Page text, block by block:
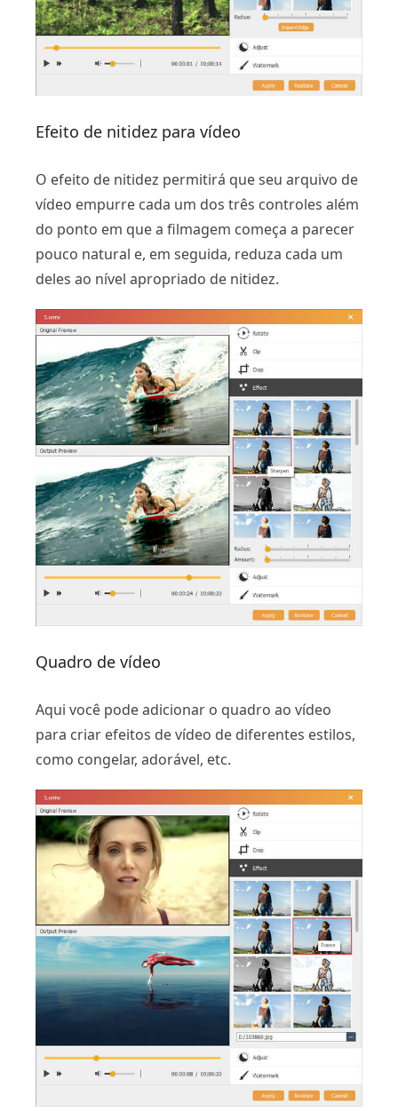
Efeito de nitidez para vídeo
O efeito de nitidez permitirá que seu arquivo de
vídeo empurre cada um dos três controles além
do ponto em que a filmagem começa a parecer
pouco natural e, em seguida, reduza cada um
deles ao nível apropriado de nitidez.
Quadro de vídeo
Aqui você pode adicionar o quadro ao vídeo
para criar efeitos de vídeo de diferentes estilos,
como congelar, adorável, etc.